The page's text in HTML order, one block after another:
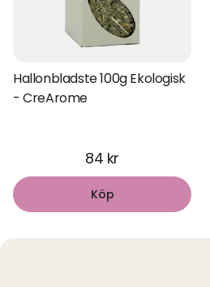
Hallonbladste 100g Ekologisk
- CreArome
84 kr
Köp